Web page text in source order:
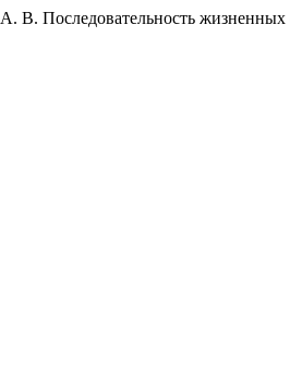
В. Последовательность